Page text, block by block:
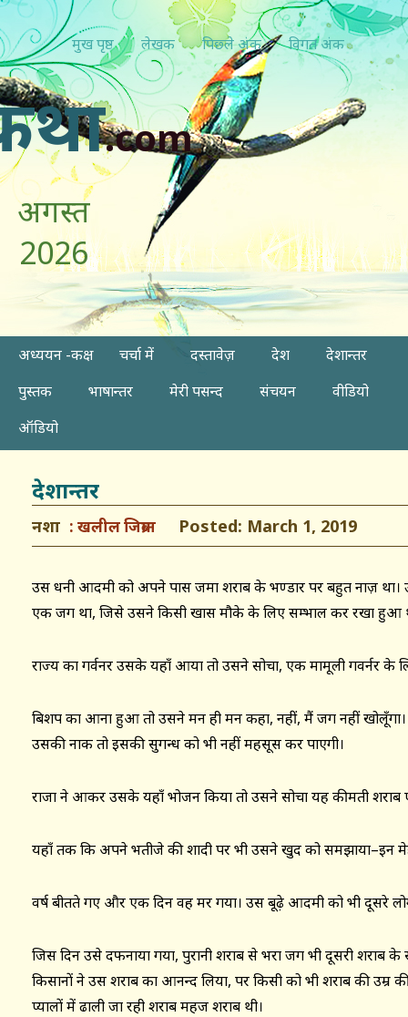
मुख पृष्ठ लेखक पिछ्ले अंक विगत अंक
.com
अगस्त
2026
अध्ययन -कक्ष चर्चा में दस्तावेज़ देश
देशान्तर
पुस्तक
भाषान्तर मेरी पसन्द संचयन
वीडियो
ऑडियो
देशान्तर
नशा खलील जिब्रान Posted: March 1, 2019
उस धनी आदमी को अपने पास जमा शराब के भण्डार पर बहुत नाज़ था।
एक जग था, जिसे उसने किसी खास मौके के लिए सम्भाल कर रखा हुआ
राज्य का गर्वनर उसके यहाँ आया तो उसने सोचा, एक मामूली गवर्नर के
बिशप का आना हुआ तो उसने मन ही मन कहा, नहीं, मैं जग नहीं
उसकी नाक तो इसकी सुगन्ध को भी नहीं महसूस कर पाएगी।
राजा ने आकर उसके यहाँ भोजन किया तो उसने सोचा यह कीमती शराब
यहाँ तक कि अपने भतीजे की शादी पर भी उसने खुद को समझाया–इन
वर्ष बीतते गए और एक दिन वह मर गया। उस बूढ़े आदमी को भी दूसरे
जिस दिन उसे दफनाया गया, पुरानी शराब से भरा जग भी दूसरी शराब
किसानों ने उस शराब का आनन्द लिया, पर किसी को भी शराब की उम्र
प्यालों में ढाली जा रही शराब महज शराब थी।